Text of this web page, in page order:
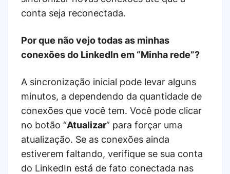
conta seja reconectada.
Por que não vejo todas as minhas
conexões do LinkedIn em “Minha rede”?
A sincronização inicial pode levar alguns
minutos, a dependendo da quantidade de
conexões que você tem. Você pode clicar
no botão “Atualizar” para forçar uma
atualização. Se as conexões ainda
estiverem faltando, verifique se sua conta
do LinkedIn está de fato conectada nas